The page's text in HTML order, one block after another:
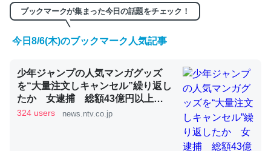
くらい。小説でいう「ずっと前の伏線」は回収されないけ
ど、短期記憶というには多い分量。進化すればするほど分
かりやすく強くなりそう
─GPTの仕組みと限界についての考察（１） - conceptualization
ブックマークが集まった今日の話題をチェック！
今日8/6(木)のブックマーク人気記事
少年ジャンプの人気マンガグッズ
を“大量注文しキャンセル”繰り返し
たか 女逮捕 総額43億円以上
（2026年8月6日掲載）｜日テレ
324 users news.ntv.co.jp